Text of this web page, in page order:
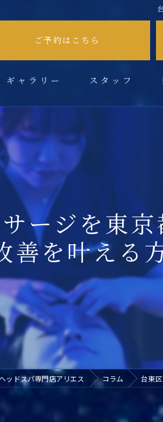
ご予約はこちら
ギャラリー スタッフ
ージを東
善を叶える
ッドスパ専門店アリエス コラム 台東